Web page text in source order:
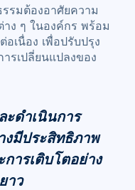
รมต้องอาศัยความ
ง ๆ ในองค์กร พร้อม
เนื่อง เพื่อปรับปรุง
รเปลี่ยนแปลงของ
ดำเนินการ
งมีประสิทธิภาพ
ารเติบโตอย่าง
าว